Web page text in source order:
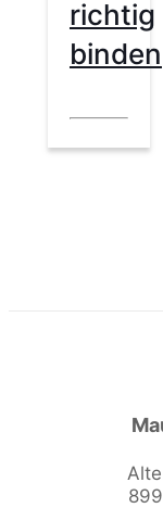
richtig
binden